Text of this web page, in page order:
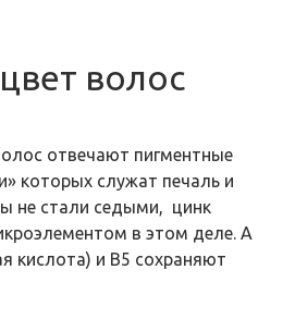
волос
отвечают пигментные
которых служат печаль и
не стали седыми, цинк
в этом деле. А
кислота) и В5 сохраняют